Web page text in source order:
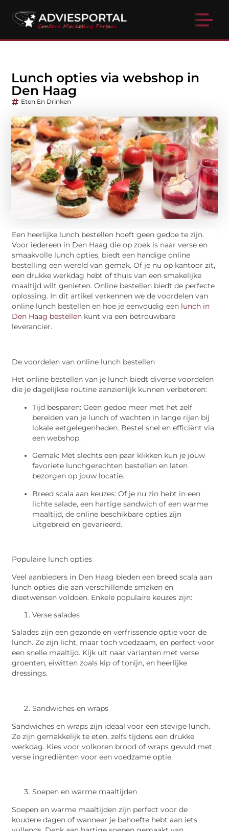
Lunch opties via webshop in
Den Haag
Eten En Drinken
Een heerlijke lunch bestellen hoeft geen gedoe te zijn.
Voor iedereen in Den Haag die op zoek is naar verse en
smaakvolle lunch opties, biedt een handige online
bestelling een wereld van gemak. Of je nu op kantoor zit,
een drukke werkdag hebt of thuis van een smakelijke
maaltijd wilt genieten. Online bestellen biedt de perfecte
oplossing. In dit artikel verkennen we de voordelen van
online lunch bestellen en hoe je eenvoudig een lunch in
Den Haag bestellen kunt via een betrouwbare
leverancier.
De voordelen van online lunch bestellen
Het online bestellen van je lunch biedt diverse voordelen
die je dagelijkse routine aanzienlijk kunnen verbeteren:
Tijd besparen: Geen gedoe meer met het zelf
bereiden van je lunch of wachten in lange rijen bij
lokale eetgelegenheden. Bestel snel en efficiënt via
een webshop.
Gemak: Met slechts een paar klikken kun je jouw
favoriete lunchgerechten bestellen en laten
bezorgen op jouw locatie.
Breed scala aan keuzes: Of je nu zin hebt in een
lichte salade, een hartige sandwich of een warme
maaltijd, de online beschikbare opties zijn
uitgebreid en gevarieerd.
Populaire lunch opties
Veel aanbieders in Den Haag bieden een breed scala aan
lunch opties die aan verschillende smaken en
dieetwensen voldoen. Enkele populaire keuzes zijn:
Verse salades
Salades zijn een gezonde en verfrissende optie voor de
lunch. Ze zijn licht, maar toch voedzaam, en perfect voor
een snelle maaltijd. Kijk uit naar varianten met verse
groenten, eiwitten zoals kip of tonijn, en heerlijke
dressings.
Sandwiches en wraps
Sandwiches en wraps zijn ideaal voor een stevige lunch.
Ze zijn gemakkelijk te eten, zelfs tijdens een drukke
werkdag. Kies voor volkoren brood of wraps gevuld met
verse ingrediënten voor een voedzame optie.
Soepen en warme maaltijden
Soepen en warme maaltijden zijn perfect voor de
koudere dagen of wanneer je behoefte hebt aan iets